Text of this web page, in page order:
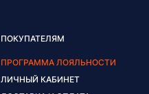
ПОКУПАТЕЛЯМ
ПРОГРАММА ЛОЯЛЬНОСТИ
ЛИЧНЫЙ КАБИНЕТ